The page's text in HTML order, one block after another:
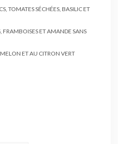
TOMATES SÉCHÉES, BASILIC ET
ET AMANDE SANS
ET AU CITRON VERT